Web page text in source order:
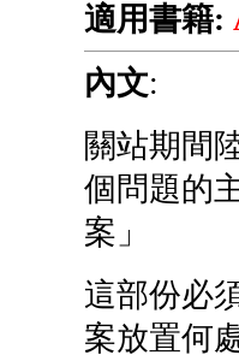
適用書籍:
內文:
關站期間
個問題的
案」
這部份必
案放置何